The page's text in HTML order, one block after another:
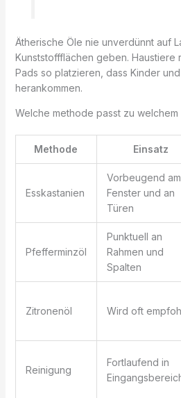
Ätherische Öle nie unverdünnt auf
Kunststoffflächen geben. Haustiere
Pads so platzieren, dass Kinder
herankommen.
Welche methode passt zu welchem
Methode Einsatz
Esskastanien
Vorbeugend am
Fenster und an
Türen
Pfefferminzöl
Punktuell an
Rahmen und
Spalten
Zitronenöl Wird oft
Reinigung
Fortlaufend in